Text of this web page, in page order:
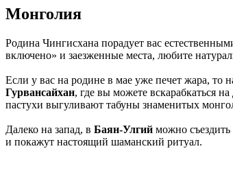
Монголия
Родина Чингисхана порадует вас
включено» и заезженные места, любите
Если у вас на родине в мае уже печет жара, то
Гурвансайхан, где вы можете вскарабкаться
пастухи выгуливают табуны знаменитых
Далеко на запад, в Баян-Улгий можно съездить
и покажут настоящий шаманский ритуал.